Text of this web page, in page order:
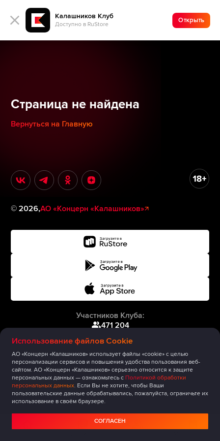
Калашников Клуб
Доступно в RuStore
Открыть
Использование файлов Cookie
АО «Концерн «Калашников» использует файлы «cookie» с целью
персонализации сервисов и повышения удобства пользования веб-
сайтом. АО «Концерн «Калашников» серьезно относится к защите
персональных данных — ознакомьтесь с Политикой обработки
персональных данных. Если Вы не хотите, чтобы Ваши
пользовательские данные обрабатывались, пожалуйста, ограничьте их
использование в своём браузере.
СОГЛАСЕН
Страница не найдена
Вернуться на Главную
©2026,АО «Концерн «Калашников»
Участников Клуба:
471 204